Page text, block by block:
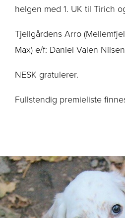
helgen med 1. UK til Tirich
Tjellgårdens Arro
Max) e/f: Daniel Valen
NESK gratulerer.
Fullstendig premieliste